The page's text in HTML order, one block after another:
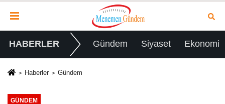
HABERLER Gündem Siyaset Ekonomi
Haberler Gündem
GÜNDEM